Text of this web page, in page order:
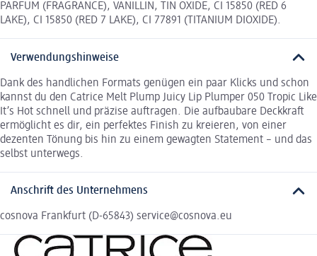
PARFUM (FRAGRANCE), VANILLIN, TIN OXIDE, CI 15850 (RED 6
LAKE), CI 15850 (RED 7 LAKE), CI 77891 (TITANIUM DIOXIDE).
Verwendungshinweise
Dank des handlichen Formats genügen ein paar Klicks und schon
kannst du den Catrice Melt Plump Juicy Lip Plumper 050 Tropic Like
It’s Hot schnell und präzise auftragen. Die aufbaubare Deckkraft
ermöglicht es dir, ein perfektes Finish zu kreieren, von einer
dezenten Tönung bis hin zu einem gewagten Statement – und das
selbst unterwegs.
Anschrift des Unternehmens
cosnova Frankfurt (D-65843) service@cosnova.eu